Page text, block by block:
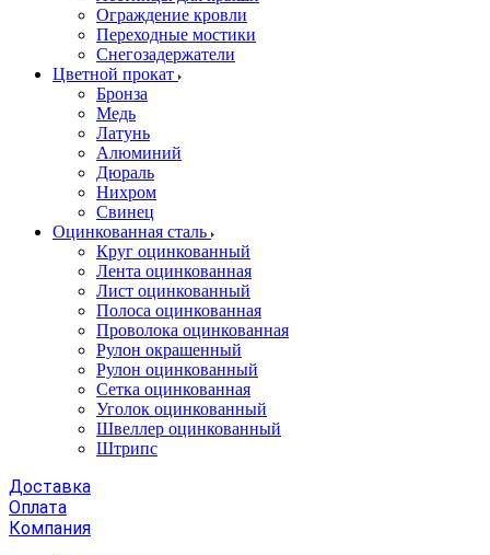
Ограждение кровли
Переходные мостики
Снегозадержатели
Цветной прокат
Бронза
Медь
Латунь
Алюминий
Дюраль
Нихром
Свинец
Оцинкованная сталь
Круг оцинкованный
Лента оцинкованная
Лист оцинкованный
Полоса оцинкованная
Проволока оцинкованная
Рулон окрашенный
Рулон оцинкованный
Сетка оцинкованная
Уголок оцинкованный
Швеллер оцинкованный
Штрипс
Доставка
Оплата
Компания